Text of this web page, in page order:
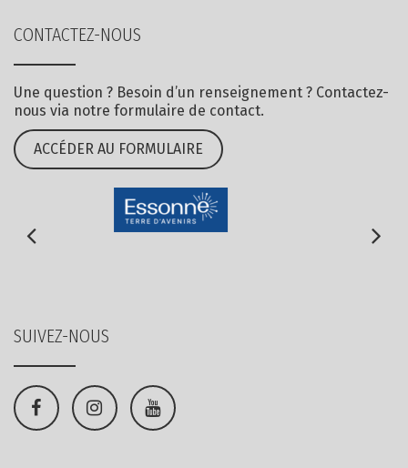
CONTACTEZ-NOUS
Une question ? Besoin d’un renseignement ? Contactez-
nous via notre formulaire de contact.
ACCÉDER AU FORMULAIRE
SUIVEZ-NOUS
Lien
Lien
Lien